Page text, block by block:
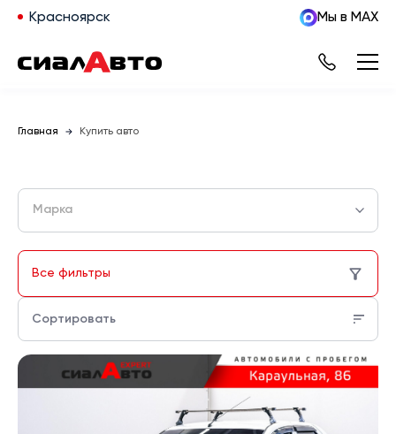
Красноярск Мы в MAX
Главная Купить авто
Марка
Все фильтры
Сортировать